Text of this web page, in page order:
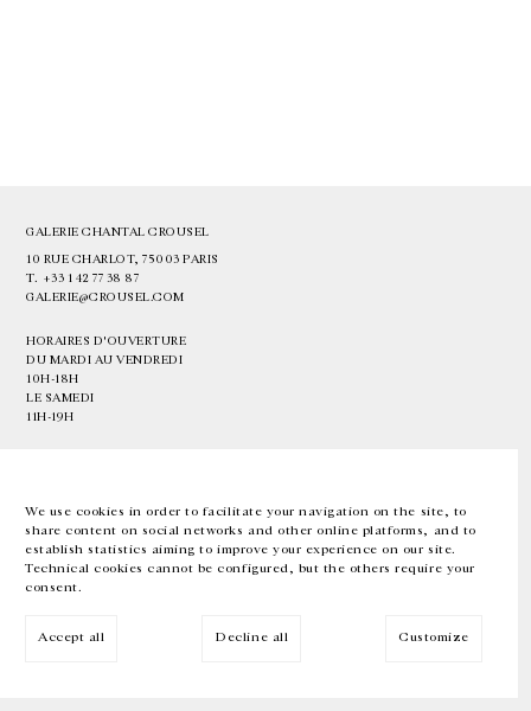
We use cookies in order to facilitate your navigation on the site, to
share content on social networks and other online platforms, and to
establish statistics aiming to improve your experience on our site.
Technical cookies cannot be configured, but the others require your
consent.
Accept all Decline all Customize
GALERIE CHANTAL CROUSEL
10 RUE CHARLOT, 75003 PARIS
T. +33 1 42 77 38 87
GALERIE@CROUSEL.COM
HORAIRES D'OUVERTURE
DU MARDI AU VENDREDI
10H-18H
LE SAMEDI
11H-19H
EN FR 中文 Facebook Instagram
Inscrivez-vous à notre newsletter